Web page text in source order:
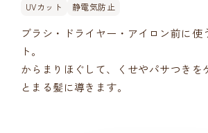
UVカット 静電気防止
ブラシ・ドライヤー・アイロン前に使
ト。
からまりほぐして、くせやパサつきを
とまる髪に導きます。